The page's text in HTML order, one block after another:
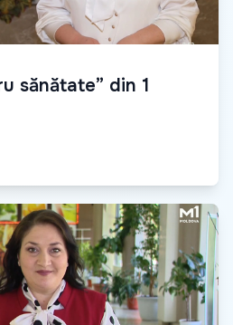
sănătate” din 1